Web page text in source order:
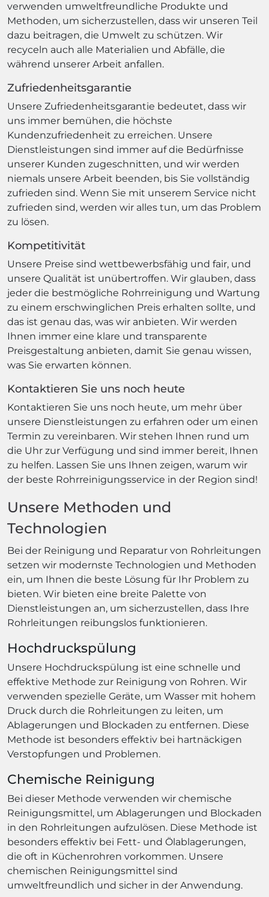
verwenden umweltfreundliche Produkte und
Methoden, um sicherzustellen, dass wir unseren Teil
dazu beitragen, die Umwelt zu schützen. Wir
recyceln auch alle Materialien und Abfälle, die
während unserer Arbeit anfallen.
Zufriedenheitsgarantie
Unsere Zufriedenheitsgarantie bedeutet, dass wir
uns immer bemühen, die höchste
Kundenzufriedenheit zu erreichen. Unsere
Dienstleistungen sind immer auf die Bedürfnisse
unserer Kunden zugeschnitten, und wir werden
niemals unsere Arbeit beenden, bis Sie vollständig
zufrieden sind. Wenn Sie mit unserem Service nicht
zufrieden sind, werden wir alles tun, um das Problem
zu lösen.
Kompetitivität
Unsere Preise sind wettbewerbsfähig und fair, und
unsere Qualität ist unübertroffen. Wir glauben, dass
jeder die bestmögliche Rohrreinigung und Wartung
zu einem erschwinglichen Preis erhalten sollte, und
das ist genau das, was wir anbieten. Wir werden
Ihnen immer eine klare und transparente
Preisgestaltung anbieten, damit Sie genau wissen,
was Sie erwarten können.
Kontaktieren Sie uns noch heute
Kontaktieren Sie uns noch heute, um mehr über
unsere Dienstleistungen zu erfahren oder um einen
Termin zu vereinbaren. Wir stehen Ihnen rund um
die Uhr zur Verfügung und sind immer bereit, Ihnen
zu helfen. Lassen Sie uns Ihnen zeigen, warum wir
der beste Rohrreinigungsservice in der Region sind!
Unsere Methoden und
Technologien
Bei der Reinigung und Reparatur von Rohrleitungen
setzen wir modernste Technologien und Methoden
ein, um Ihnen die beste Lösung für Ihr Problem zu
bieten. Wir bieten eine breite Palette von
Dienstleistungen an, um sicherzustellen, dass Ihre
Rohrleitungen reibungslos funktionieren.
Hochdruckspülung
Unsere Hochdruckspülung ist eine schnelle und
effektive Methode zur Reinigung von Rohren. Wir
verwenden spezielle Geräte, um Wasser mit hohem
Druck durch die Rohrleitungen zu leiten, um
Ablagerungen und Blockaden zu entfernen. Diese
Methode ist besonders effektiv bei hartnäckigen
Verstopfungen und Problemen.
Chemische Reinigung
Bei dieser Methode verwenden wir chemische
Reinigungsmittel, um Ablagerungen und Blockaden
in den Rohrleitungen aufzulösen. Diese Methode ist
besonders effektiv bei Fett- und Ölablagerungen,
die oft in Küchenrohren vorkommen. Unsere
chemischen Reinigungsmittel sind
umweltfreundlich und sicher in der Anwendung.